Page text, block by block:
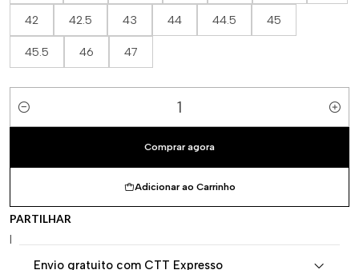
42 42.5 43 44 44.5 45
45.5 46 47
Quantidade
Adicionar ao Carrinho
Comprar agora
PARTILHAR
|
Envio gratuito com CTT Expresso